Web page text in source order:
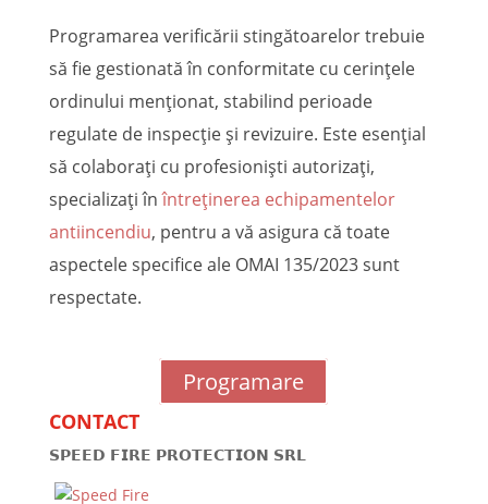
Programarea verificării stingătoarelor trebuie
să fie gestionată în conformitate cu cerințele
ordinului menționat, stabilind perioade
regulate de inspecție și revizuire. Este esențial
să colaborați cu profesioniști autorizați,
specializați înîntreținerea echipamentelor
antiincendiu, pentru a vă asigura că toate
aspectele specifice ale OMAI 135/2023 sunt
respectate.
Programare
CONTACT
𝗦𝗣𝗘𝗘𝗗 𝗙𝗜𝗥𝗘 𝗣𝗥𝗢𝗧𝗘𝗖𝗧𝗜𝗢𝗡 𝗦𝗥𝗟